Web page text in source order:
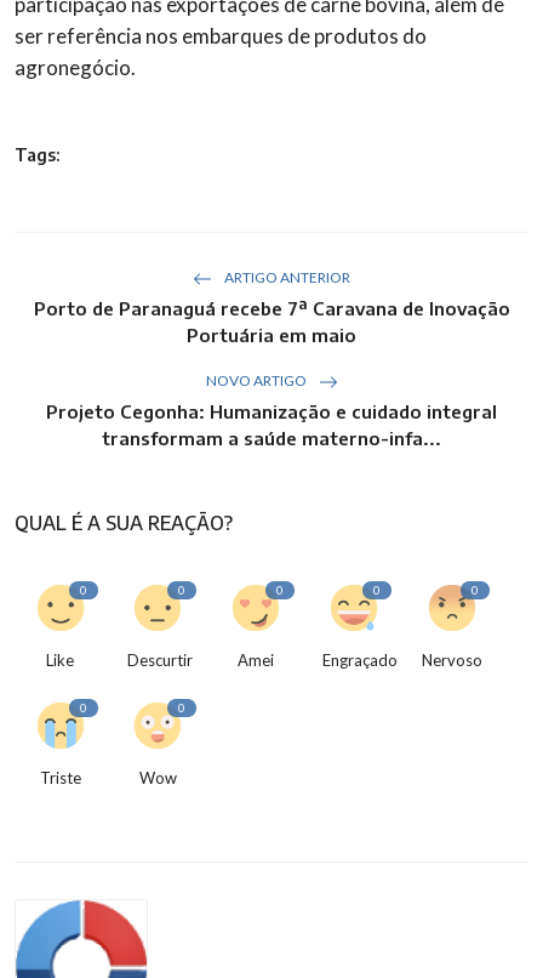
ser referência nos embarques de produtos do
agronegócio.
Tags:
ARTIGO ANTERIOR
Porto de Paranaguá recebe 7ª Caravana de Inovação
Portuária em maio
NOVO ARTIGO
Projeto Cegonha: Humanização e cuidado integral
transformam a saúde materno-infa...
QUAL É A SUA REAÇÃO?
0
Like
0
Descurtir
0
Amei
0
Engraçado
0
Nervoso
0
Triste
0
Wow